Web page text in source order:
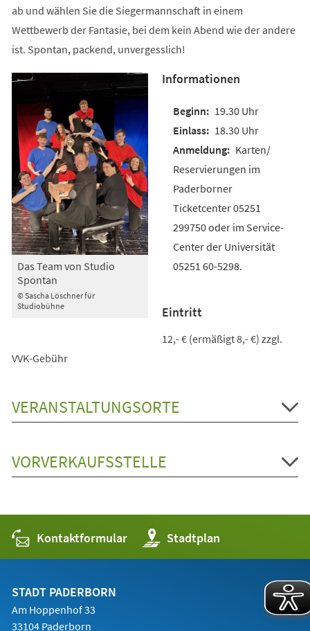
ab und wählen Sie die Siegermannschaft in einem
Wettbewerb der Fantasie, bei dem kein Abend wie der andere
ist. Spontan, packend, unvergesslich!
© Sascha Löschner für
Studiobühne
Das Team von Studio
Spontan
Informationen
19.30 Uhr
18.30 Uhr
Karten/
Reservierungen im
Paderborner
Ticketcenter 05251
299750 oder im Service-
Center der Universität
05251 60-5298.
Eintritt
12,- € (ermäßigt 8,- €) zzgl.
VVK-Gebühr
VERANSTALTUNGSORTE
VORVERKAUFSSTELLE
Kontaktformular Stadtplan
(Öffnet
in
einem
STADT PADERBORN
Am Hoppenhof 33
33104 Paderborn